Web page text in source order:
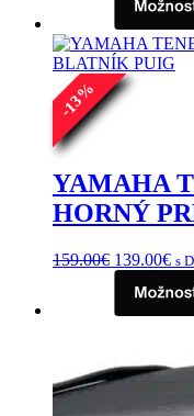
-
13
%
YAMAHA
HORNÝ
159.00€ Pôvodná
cena
bola:
159.00€.
139.00€
je:
s